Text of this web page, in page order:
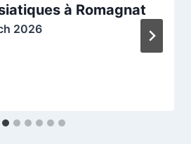
à Romagnat
2026